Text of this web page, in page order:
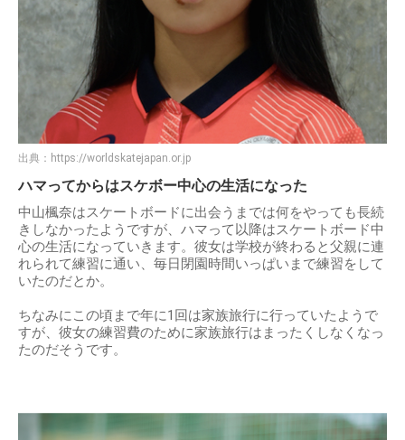
出典： https://worldskatejapan.or.jp
ハマってからはスケボー中心の生活になった
中山楓奈はスケートボードに出会うまでは何をやっても長続
きしなかったようですが、ハマって以降はスケートボード中
心の生活になっていきます。彼女は学校が終わると父親に連
れられて練習に通い、毎日閉園時間いっぱいまで練習をして
いたのだとか。
ちなみにこの頃まで年に1回は家族旅行に行っていたようで
すが、彼女の練習費のために家族旅行はまったくしなくなっ
たのだそうです。